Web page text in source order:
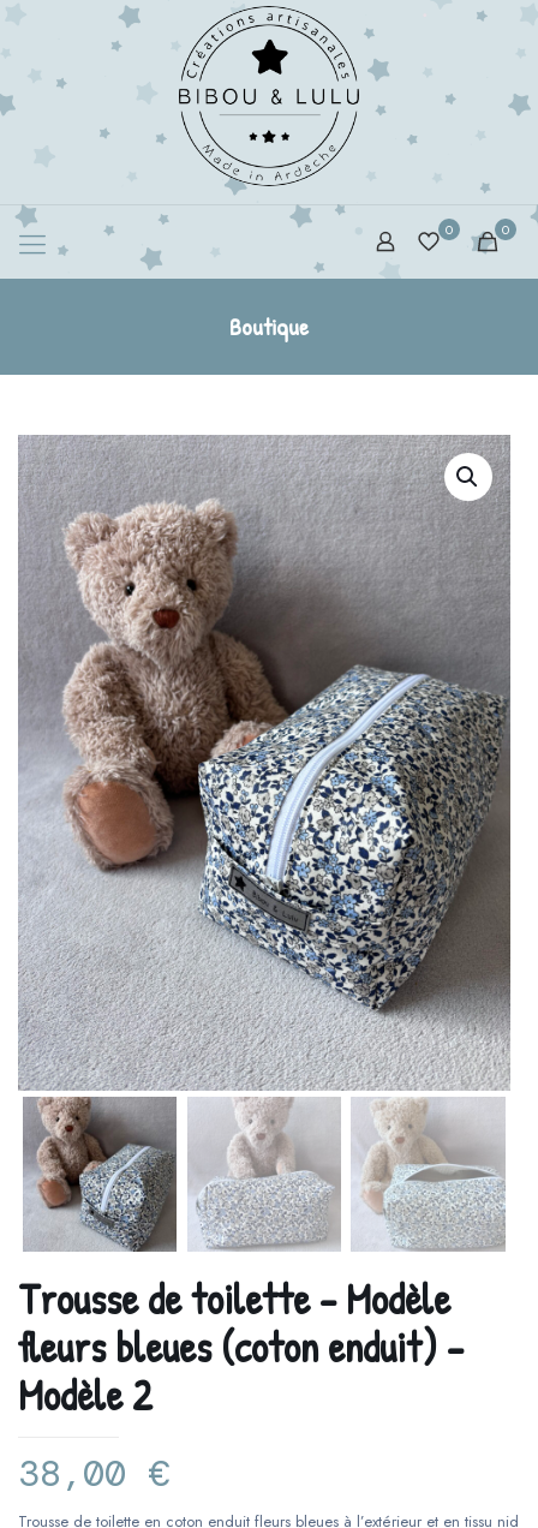
0 0
Boutique
Trousse de toilette – Modèle
fleurs bleues (coton enduit) –
Modèle 2
38,00 €
Trousse de toilette en coton enduit fleurs bleues à l’extérieur et en tissu nid